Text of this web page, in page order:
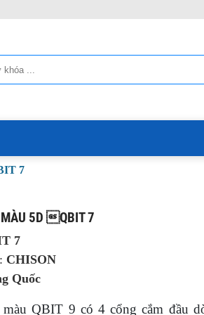
7
MÀU 5D QBIT 7
7
CHISON
Quốc
màu QBIT 9 có 4 cổng cắm đầu